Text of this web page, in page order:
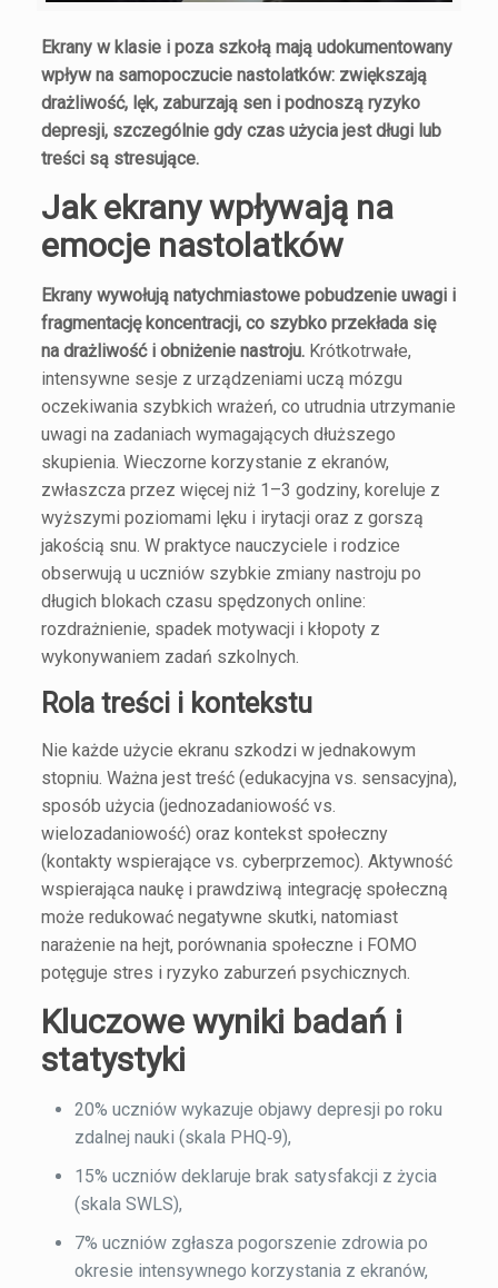
Ekrany w klasie i poza szkołą mają udokumentowany
wpływ na samopoczucie nastolatków: zwiększają
drażliwość, lęk, zaburzają sen i podnoszą ryzyko
depresji, szczególnie gdy czas użycia jest długi lub
treści są stresujące.
Jak ekrany wpływają na
emocje nastolatków
Ekrany wywołują natychmiastowe pobudzenie uwagi i
fragmentację koncentracji, co szybko przekłada się
na drażliwość i obniżenie nastroju.Krótkotrwałe,
intensywne sesje z urządzeniami uczą mózgu
oczekiwania szybkich wrażeń, co utrudnia utrzymanie
uwagi na zadaniach wymagających dłuższego
skupienia. Wieczorne korzystanie z ekranów,
zwłaszcza przez więcej niż 1–3 godziny, koreluje z
wyższymi poziomami lęku i irytacji oraz z gorszą
jakością snu. W praktyce nauczyciele i rodzice
obserwują u uczniów szybkie zmiany nastroju po
długich blokach czasu spędzonych online:
rozdrażnienie, spadek motywacji i kłopoty z
wykonywaniem zadań szkolnych.
Rola treści i kontekstu
Nie każde użycie ekranu szkodzi w jednakowym
stopniu. Ważna jest treść (edukacyjna vs. sensacyjna),
sposób użycia (jednozadaniowość vs.
wielozadaniowość) oraz kontekst społeczny
(kontakty wspierające vs. cyberprzemoc). Aktywność
wspierająca naukę i prawdziwą integrację społeczną
może redukować negatywne skutki, natomiast
narażenie na hejt, porównania społeczne i FOMO
potęguje stres i ryzyko zaburzeń psychicznych.
Kluczowe wyniki badań i
statystyki
20% uczniów wykazuje objawy depresji po roku
zdalnej nauki (skala PHQ‑9),
15% uczniów deklaruje brak satysfakcji z życia
(skala SWLS),
7% uczniów zgłasza pogorszenie zdrowia po
okresie intensywnego korzystania z ekranów,